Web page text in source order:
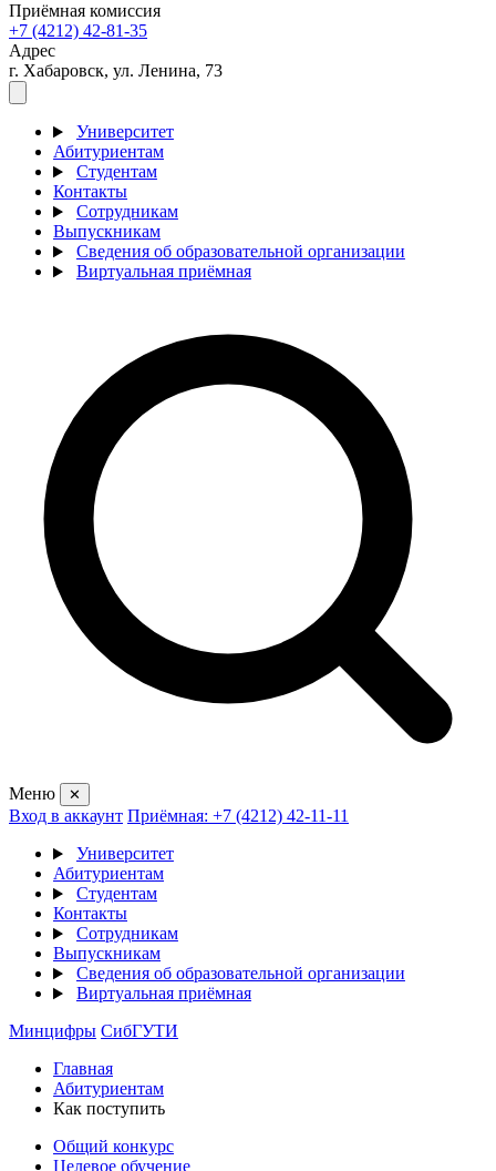
Приёмная комиссия
+7 (4212) 42-81-35
Адрес
г. Хабаровск, ул. Ленина, 73
Университет
Абитуриентам
Студентам
Контакты
Сотрудникам
Выпускникам
Сведения об образовательной организации
Виртуальная приёмная
Меню ✕
Вход в аккаунт Приёмная: +7 (4212) 42-11-11
Университет
Абитуриентам
Студентам
Контакты
Сотрудникам
Выпускникам
Сведения об образовательной организации
Виртуальная приёмная
Минцифры СибГУТИ
Главная
Абитуриентам
Как поступить
Общий конкурс
Целевое обучение